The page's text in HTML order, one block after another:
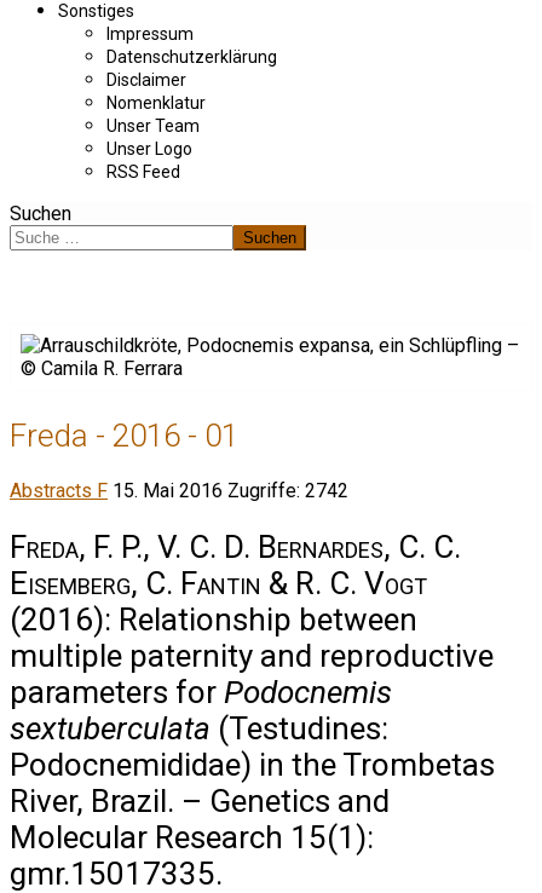
Sonstiges
Impressum
Datenschutzerklärung
Disclaimer
Nomenklatur
Unser Team
Unser Logo
RSS Feed
Suchen
Suchen
Freda - 2016 - 01
Abstracts F 15. Mai 2016 Zugriffe: 2742
Freda, F. P., V. C. D. Bernardes, C. C.
Eisemberg, C. Fantin & R. C. Vogt
(2016): Relationship between
multiple paternity and reproductive
parameters for Podocnemis
sextuberculata (Testudines:
Podocnemididae) in the Trombetas
River, Brazil. – Genetics and
Molecular Research 15(1):
gmr.15017335.